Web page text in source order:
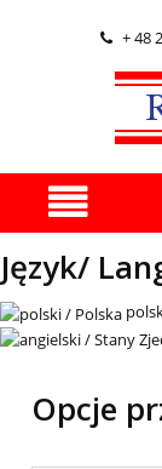
 + 48
Język/
Opcje